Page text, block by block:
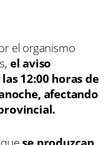
el organismo
el aviso
12:00 horas de
afectando